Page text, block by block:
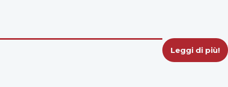
Leggi di più!